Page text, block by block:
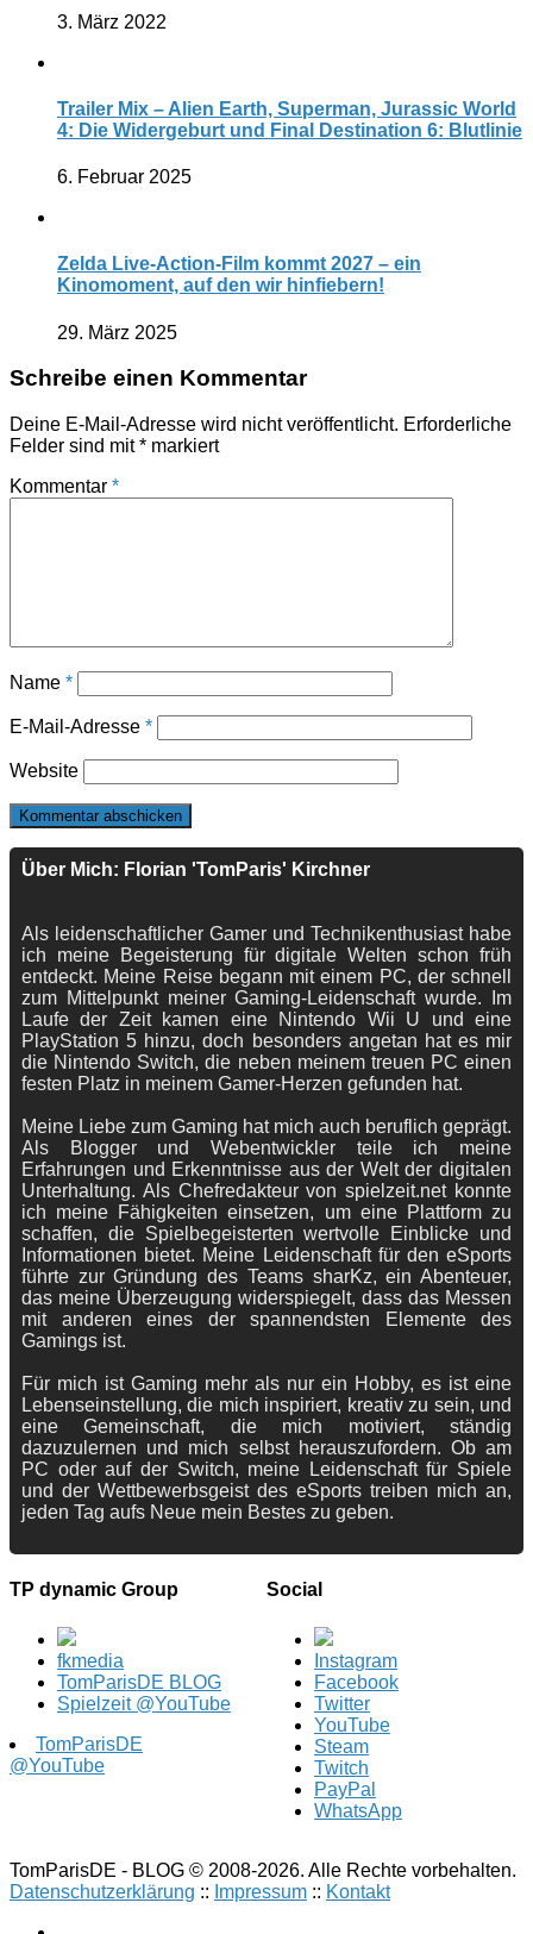
3. März 2022
Trailer Mix – Alien Earth, Superman, Jurassic World
4: Die Widergeburt und Final Destination 6: Blutlinie
6. Februar 2025
Zelda Live-Action-Film kommt 2027 – ein
Kinomoment, auf den wir hinfiebern!
29. März 2025
Schreibe einen Kommentar
Deine E-Mail-Adresse wird nicht veröffentlicht. Erforderliche
Felder sind mit* markiert
Kommentar *
Name *
E-Mail-Adresse *
Website
Über Mich: Florian 'TomParis' Kirchner
Als leidenschaftlicher Gamer und Technikenthusiast habe
ich meine Begeisterung für digitale Welten schon früh
entdeckt. Meine Reise begann mit einem PC, der schnell
zum Mittelpunkt meiner Gaming-Leidenschaft wurde. Im
Laufe der Zeit kamen eine Nintendo Wii U und eine
PlayStation 5 hinzu, doch besonders angetan hat es mir
die Nintendo Switch, die neben meinem treuen PC einen
festen Platz in meinem Gamer-Herzen gefunden hat.
Meine Liebe zum Gaming hat mich auch beruflich geprägt.
Als Blogger und Webentwickler teile ich meine
Erfahrungen und Erkenntnisse aus der Welt der digitalen
Unterhaltung. Als Chefredakteur von spielzeit.net konnte
ich meine Fähigkeiten einsetzen, um eine Plattform zu
schaffen, die Spielbegeisterten wertvolle Einblicke und
Informationen bietet. Meine Leidenschaft für den eSports
führte zur Gründung des Teams sharKz, ein Abenteuer,
das meine Überzeugung widerspiegelt, dass das Messen
mit anderen eines der spannendsten Elemente des
Gamings ist.
Für mich ist Gaming mehr als nur ein Hobby, es ist eine
Lebenseinstellung, die mich inspiriert, kreativ zu sein, und
eine Gemeinschaft, die mich motiviert, ständig
dazuzulernen und mich selbst herauszufordern. Ob am
PC oder auf der Switch, meine Leidenschaft für Spiele
und der Wettbewerbsgeist des eSports treiben mich an,
jeden Tag aufs Neue mein Bestes zu geben.
TP dynamic Group
fkmedia
TomParisDE BLOG
Spielzeit @YouTube
TomParisDE
@YouTube
Social
Instagram
Facebook
Twitter
YouTube
Steam
Twitch
PayPal
WhatsApp
TomParisDE - BLOG © 2008-2026. Alle Rechte vorbehalten.
Datenschutzerklärung :: Impressum :: Kontakt